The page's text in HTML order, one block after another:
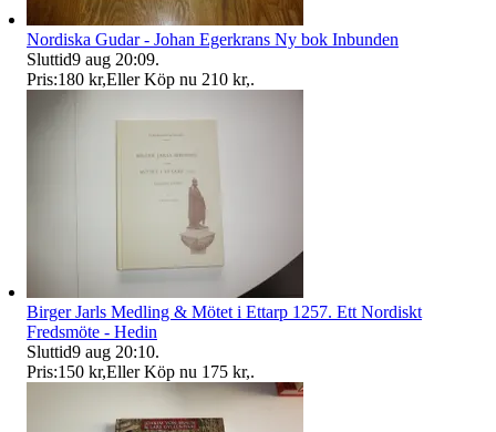
Nordiska Gudar - Johan Egerkrans Ny bok Inbunden
Sluttid9 aug 20:09.
Pris:180 kr,Eller Köp nu 210 kr,.
Birger Jarls Medling & Mötet i Ettarp 1257. Ett Nordiskt
Fredsmöte - Hedin
Sluttid9 aug 20:10.
Pris:150 kr,Eller Köp nu 175 kr,.